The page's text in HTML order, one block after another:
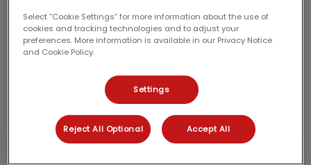
Select “Cookie Settings” for more information about the use of
cookies and tracking technologies and to adjust your
preferences. More information is available in our Privacy Notice
and Cookie Policy.
Settings
Reject All Optional Accept All